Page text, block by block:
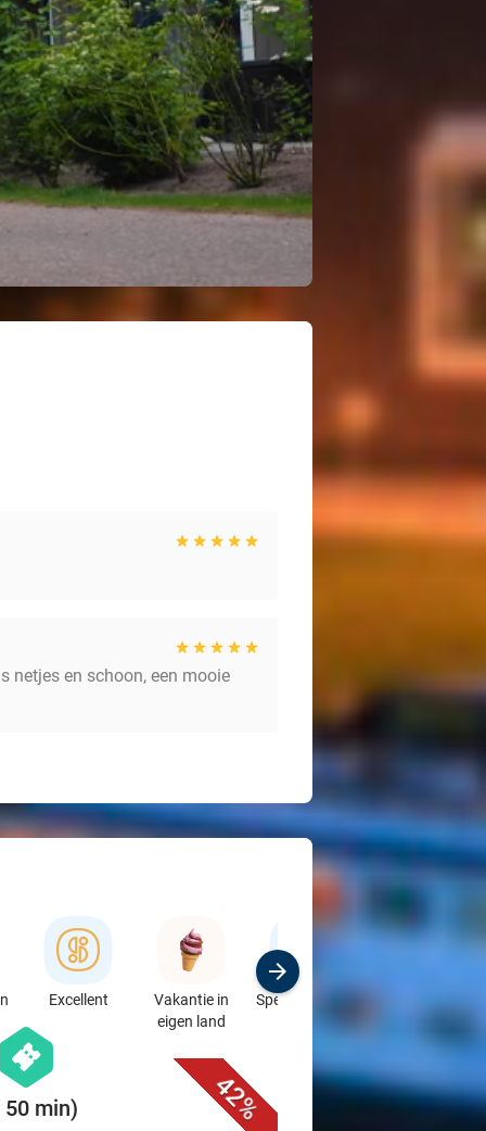
netjes en schoon, een mooie
Excellent
Vakantie in
eigen land
Speciaalzaken
& Auto's
42%
hexagon
events
min)